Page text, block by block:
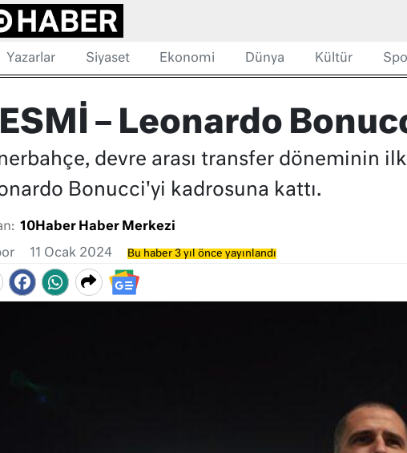
Yazarlar Siyaset Ekonomi Dünya Kültür
– Leonardo
devre arası transfer döneminin
Bonucci'yi kadrosuna kattı.
10Haber Haber Merkezi
11 Ocak 2024 Bu haber 3 yıl önce yayınlandı